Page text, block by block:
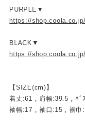
PURPLE▼
https://
BLACK▼
https://
【SIZE(cm)】
着丈:61 , 肩幅:39.5 , ﾊﾞ
袖幅:17 , 袖口:15 , 裾巾